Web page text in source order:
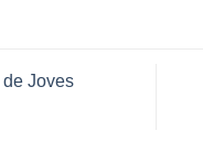
Joves